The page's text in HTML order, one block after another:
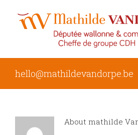
hello@mathildevandorpe.be
About mathilde